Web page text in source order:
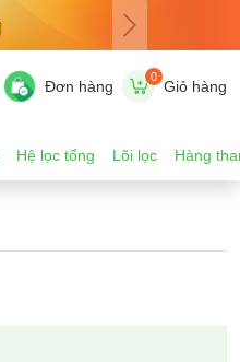
Đơn hàng
0
Giỏ hàng
Hệ lọc tổng Lõi lọc Hàng